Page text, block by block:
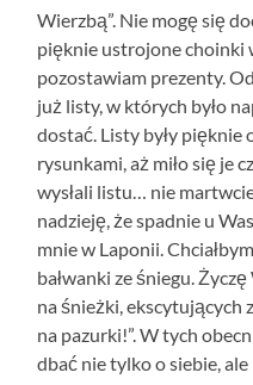
Wierzbą”. Nie mogę się
pięknie ustrojone choinki
pozostawiam prezenty.
już listy, w których było
dostać. Listy były pięknie
rysunkami, aż miło się je
wysłali listu… nie
nadzieję, że spadnie u
mnie w Laponii.
bałwanki ze śniegu.
na śnieżki, ekscytujących
na pazurki!”. W tych
dbać nie tylko o siebie,